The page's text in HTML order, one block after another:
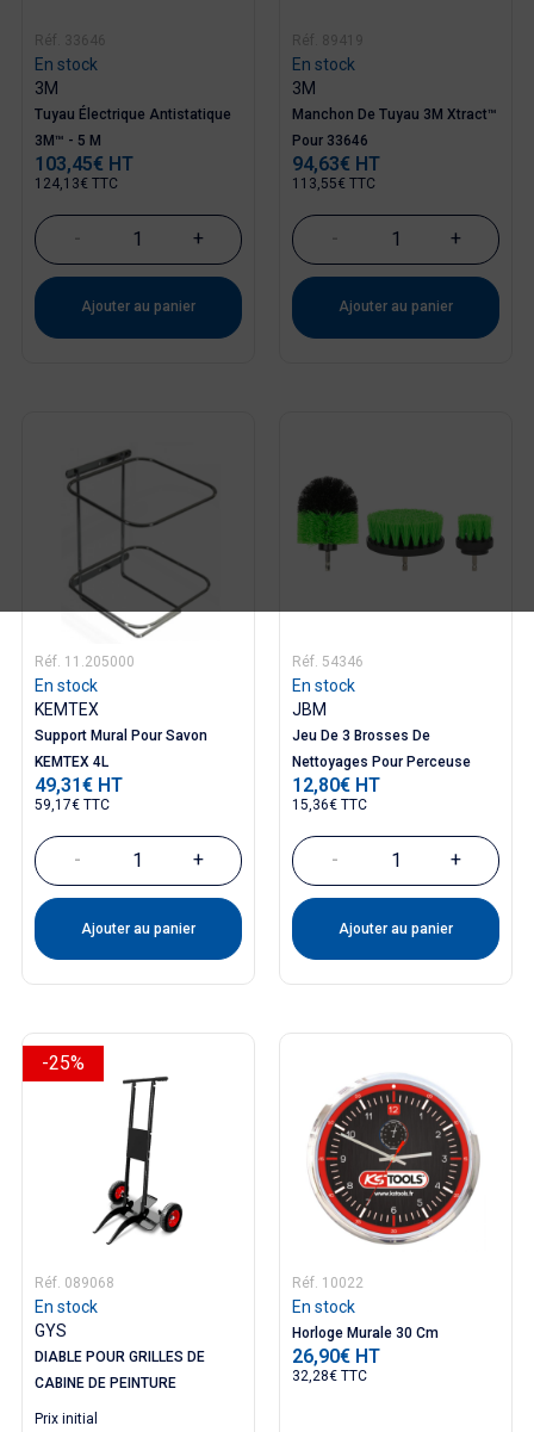
Réf. 33646
En stock
3M
Tuyau Électrique Antistatique
3M™ - 5 M
Prix
103,45€ HT
124,13€ TTC
- +
Ajouter au panier
Réf. 89419
En stock
3M
Manchon De Tuyau 3M Xtract™
Pour 33646
Prix
94,63€ HT
113,55€ TTC
- +
Ajouter au panier
Réf. 11.205000
En stock
KEMTEX
Support Mural Pour Savon
KEMTEX 4L
Prix
49,31€ HT
59,17€ TTC
- +
Ajouter au panier
Réf. 54346
En stock
JBM
Jeu De 3 Brosses De
Nettoyages Pour Perceuse
Prix
12,80€ HT
15,36€ TTC
- +
Ajouter au panier
Réf. 089068
En stock
GYS
DIABLE POUR GRILLES DE
CABINE DE PEINTURE
Prix ​​initial
-25%
Réf. 10022
En stock
Horloge Murale 30 Cm
Prix
26,90€ HT
32,28€ TTC